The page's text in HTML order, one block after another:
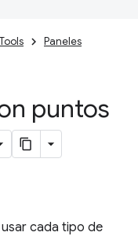
Paneles
puntos
cada tipo de